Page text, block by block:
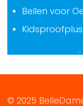
Bellen voor
Kidsproofplus
© 2025